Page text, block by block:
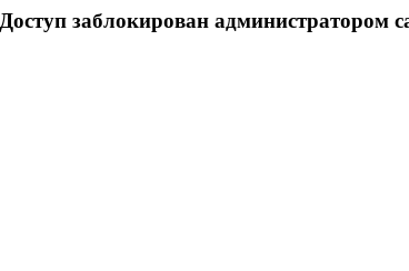
Доступ заблокирован администратором